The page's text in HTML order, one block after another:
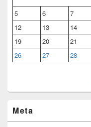
5
6 7
12
13 14
19
20 21
26
27 28
Meta